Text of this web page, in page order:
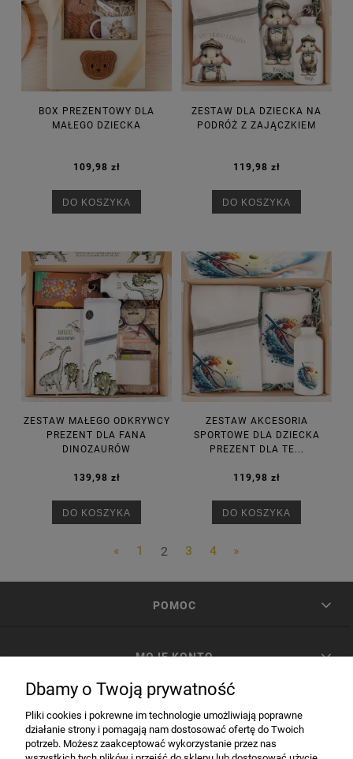
BOX PREZENTOWY DLA
MAŁEGO DZIECKA
109,98 zł
DO KOSZYKA
ZESTAW DLA DZIECKA NA
PODRÓŻ Z ZAJĄCZKIEM
119,98 zł
DO KOSZYKA
ZESTAW MAŁEGO ODKRYWCY
PREZENT DLA FANA
DINOZAURÓW
139,98 zł
DO KOSZYKA
ZESTAW AKCESORIA
SPORTOWE DLA DZIECKA
PREZENT DLA TE...
119,98 zł
DO KOSZYKA
« 1 2 3 4 »
POMOC
MOJE KONTO
Dbamy o Twoją prywatność
Pliki cookies i pokrewne im technologie umożliwiają poprawne
działanie strony i pomagają nam dostosować ofertę do Twoich
potrzeb. Możesz zaakceptować wykorzystanie przez nas